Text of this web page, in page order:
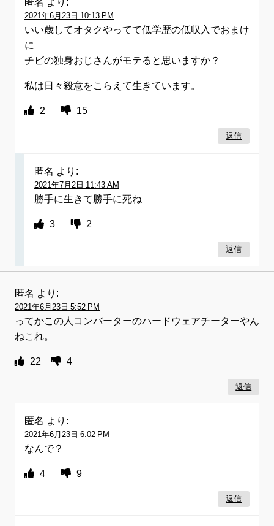
2021年6月23日 10:13 PM
いい歳してオタクやってて低学歴の低収入でおまけ
に
チビの独身おじさんがモテると思いますか？
私は日々殺意をこらえて生きています。
2 15
返信
匿名 より:
2021年7月2日 11:43 AM
勝手に生きて勝手に死ね
3 2
返信
匿名 より:
2021年6月23日 5:52 PM
ってかこの人コンバーターのハードウェアチーターやん
ねこれ。
22 4
返信
匿名 より:
2021年6月23日 6:02 PM
なんで？
4 9
返信